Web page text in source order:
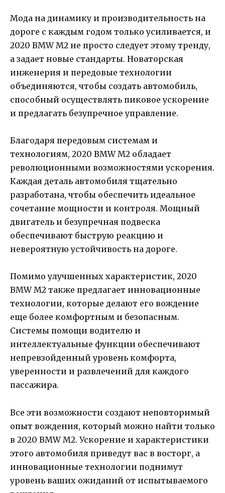
Мода на динамику и производительность на
дороге с каждым годом только усиливается, и
2020 BMW M2 не просто следует этому тренду,
а задает новые стандарты. Новаторская
инженерия и передовые технологии
объединяются, чтобы создать автомобиль,
способный осуществлять пиковое ускорение
и предлагать безупречное управление.
Благодаря передовым системам и
технологиям, 2020 BMW M2 обладает
революционными возможностями ускорения.
Каждая деталь автомобиля тщательно
разработана, чтобы обеспечить идеальное
сочетание мощности и контроля. Мощный
двигатель и безупречная подвеска
обеспечивают быструю реакцию и
невероятную устойчивость на дороге.
Помимо улучшенных характеристик, 2020
BMW M2 также предлагает инновационные
технологии, которые делают его вождение
еще более комфортным и безопасным.
Системы помощи водителю и
интеллектуальные функции обеспечивают
непревзойденный уровень комфорта,
уверенности и развлечений для каждого
пассажира.
Все эти возможности создают неповторимый
опыт вождения, который можно найти только
в 2020 BMW M2. Ускорение и характеристики
этого автомобиля приведут вас в восторг, а
инновационные технологии поднимут
уровень ваших ожиданий от испытываемого